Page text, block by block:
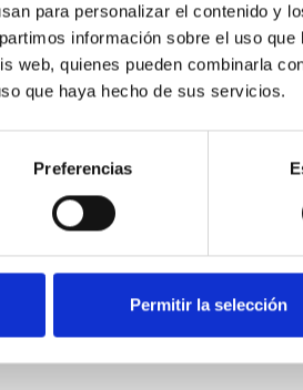
para personalizar el contenido y
información sobre el uso
web, quienes pueden combinarla
que haya hecho de sus servicios.
Preferencias
Permitir la selección
COMPARTIR